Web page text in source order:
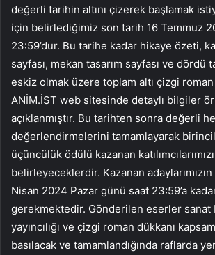
değerli tarihin altını çizerek başlamak
için belirlediğimiz son tarih 16 Temmuz
23:59’dur. Bu tarihe kadar hikaye özeti,
sayfası, mekan tasarım sayfası ve dördü
eskiz olmak üzere toplam altı çizgi roman
ANİM.İST web sitesinde detaylı bilgiler
açıklanmıştır. Bu tarihten sonra değerli
değerlendirmelerini tamamlayarak
üçüncülük ödülü kazanan
belirleyeceklerdir. Kazanan adaylarımızın
Nisan 2024 Pazar günü saat 23:59’a
gerekmektedir. Gönderilen eserler sanat
yayıncılığı ve çizgi roman dükkanı
basılacak ve tamamlandığında raflarda